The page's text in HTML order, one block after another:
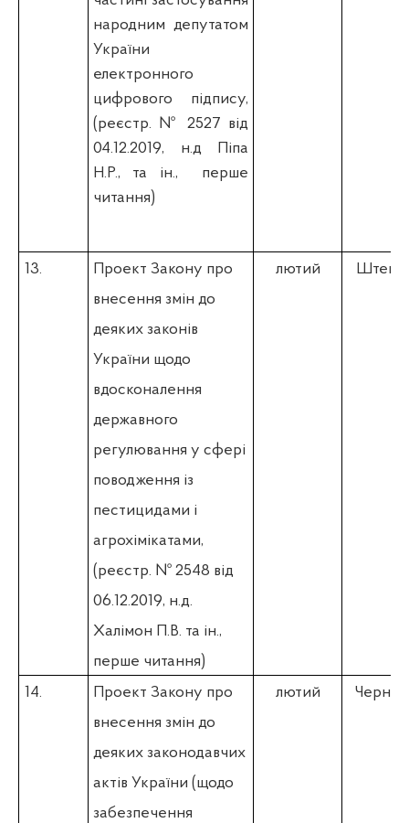
народним депутатом
України
електронного
цифрового підпису,
(реєстр. № 2527 від
04.12.2019, н.д Піпа
Н.Р., та ін.,
перше
читання)
13.
Проект Закону про
внесення змін до
деяких законів
України щодо
вдосконалення
державного
регулювання у сфері
поводження із
пестицидами і
агрохімікатами,
(реєстр. № 2548 від
06.12.2019, н.д.
Халімон П.В. та ін.,
перше читання)
лютий Штепа
14.
Проект Закону про
внесення змін до
деяких законодавчих
актів України (щодо
забезпечення
лютий